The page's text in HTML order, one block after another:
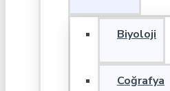
Biyoloji
Coğrafya